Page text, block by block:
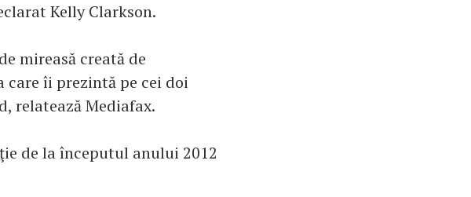
Kelly Clarkson.
mireasă creată de
care îi prezintă pe cei doi
relatează Mediafax.
de la începutul anului 2012